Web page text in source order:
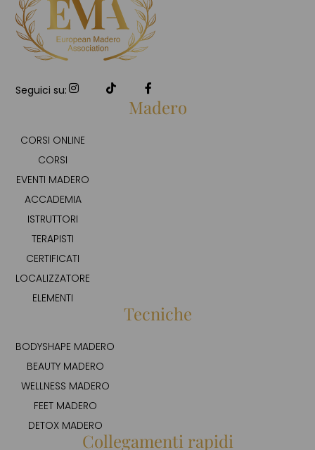
Seguici su:
Madero
CORSI ONLINE
CORSI
EVENTI MADERO
ACCADEMIA
ISTRUTTORI
TERAPISTI
CERTIFICATI
LOCALIZZATORE
ELEMENTI
Tecniche
BODYSHAPE MADERO
BEAUTY MADERO
WELLNESS MADERO
FEET MADERO
DETOX MADERO
Collegamenti rapidi